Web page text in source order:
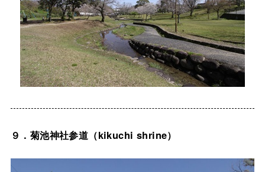
９．菊池神社参道（kikuchi shrine）